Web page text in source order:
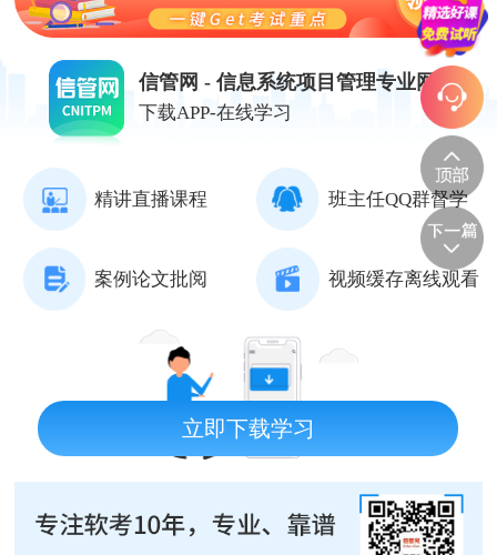
信管网 - 信息系统项目管理专业网站
下载APP-在线学习
精讲直播课程 班主任QQ群督学
案例论文批阅 视频缓存离线观看
立即下载学习